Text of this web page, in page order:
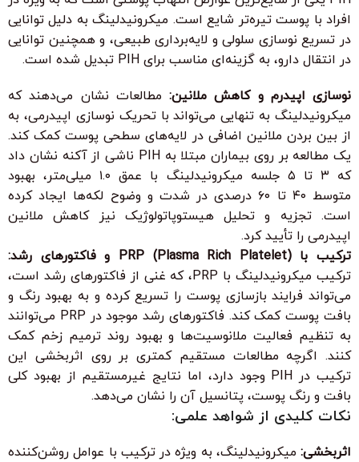
افراد با پوست تیره‌تر شایع است. میکرونیدلینگ به دلیل توانایی
در تسریع نوسازی سلولی و لایه‌برداری طبیعی، و همچنین توانایی
در انتقال دارو، به گزینه‌ای مناسب برای PIH تبدیل شده است.
نوسازی اپیدرم و کاهش ملانین: مطالعات نشان می‌دهند که
میکرونیدلینگ به تنهایی می‌تواند با تحریک نوسازی اپیدرمی، به
از بین بردن ملانین اضافی در لایه‌های سطحی پوست کمک کند.
یک مطالعه بر روی بیماران مبتلا به PIH ناشی از آکنه نشان داد
که ۳ تا ۵ جلسه میکرونیدلینگ با عمق ۱.۰ میلی‌متر، بهبود
متوسط ۴۰ تا ۶۰ درصدی در شدت و وضوح لکه‌ها ایجاد کرده
است. تجزیه و تحلیل هیستوپاتولوژیک نیز کاهش ملانین
اپیدرمی را تأیید کرد.
ترکیب با PRP (Plasma Rich Platelet) و فاکتورهای رشد:
ترکیب میکرونیدلینگ با PRP، که غنی از فاکتورهای رشد است،
می‌تواند فرایند بازسازی پوست را تسریع کرده و به بهبود رنگ و
بافت پوست کمک کند. فاکتورهای رشد موجود در PRP می‌توانند
به تنظیم فعالیت ملانوسیت‌ها و بهبود روند ترمیم زخم کمک
کنند. اگرچه مطالعات مستقیم کمتری بر روی اثربخشی این
ترکیب در PIH وجود دارد، اما نتایج غیرمستقیم از بهبود کلی
بافت و رنگ پوست، پتانسیل آن را نشان می‌دهد.
نکات کلیدی از شواهد علمی:
اثربخشی: میکرونیدلینگ، به ویژه در ترکیب با عوامل روشن‌کننده